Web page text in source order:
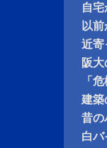
自
以
近寄
阪
「
建築
昔の
白